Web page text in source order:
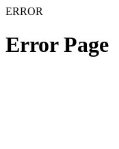
ERROR
Error Page